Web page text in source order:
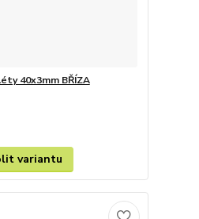
40x3mm BŘÍZA
variantu